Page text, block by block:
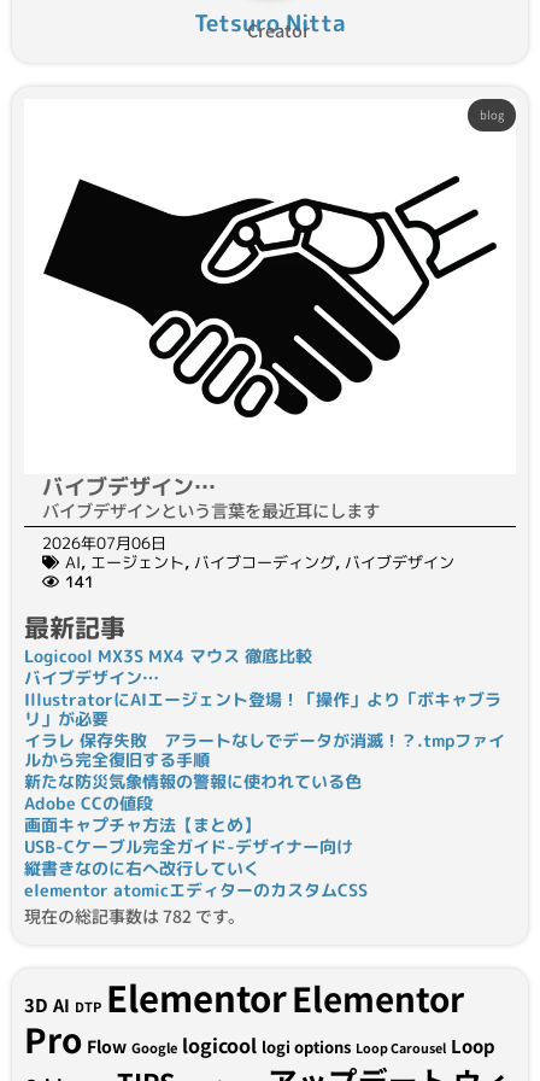
Tetsuro Nitta
Creator
blog
バイブデザイン…
バイブデザインという言葉を最近耳にします
2026年07月06日
AI, エージェント, バイブコーディング, バイブデザイン
141
最新記事
Logicool MX3S MX4 マウス 徹底比較
バイブデザイン…
IllustratorにAIエージェント登場！「操作」より「ボキャブラ
リ」が必要
イラレ 保存失敗 アラートなしでデータが消滅！？.tmpファイ
ルから完全復旧する手順
新たな防災気象情報の警報に使われている色
Adobe CCの値段
画面キャプチャ方法【まとめ】
USB-Cケーブル完全ガイド-デザイナー向け
縦書きなのに右へ改行していく
elementor atomicエディターのカスタムCSS
現在の総記事数は 782 です。
3D AI DTP ElementorElementor
Pro Flow Google logicool logi options Loop Carousel Loop